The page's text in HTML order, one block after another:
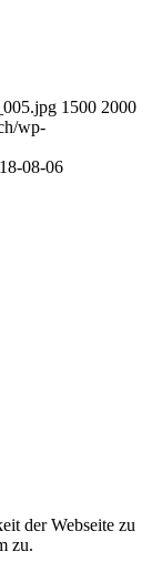
1500 2000
wp-
08-06
der Webseite zu
zu.